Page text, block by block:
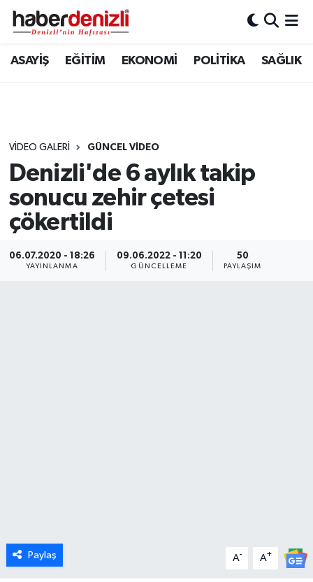
ASAYİŞ EĞİTİM EKONOMİ POLİTİKA SAĞLIK
VIDEO GALERI GÜNCEL VİDEO
Denizli'de 6 aylık takip
sonucu zehir çetesi
çökertildi
06.07.2020 - 18:26
YAYINLANMA
09.06.2022 - 11:20
GÜNCELLEME
50
PAYLAŞIM
Paylaş A- A+
Denizli Nöbetçi Eczaneler
Tüm Manşetler
Son Dakika Haberleri
Haber Arşivi